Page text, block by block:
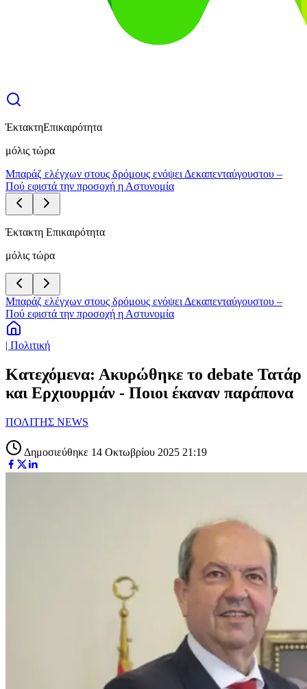
ΈκτακτηΕπικαιρότητα
μόλις τώρα
Μπαράζ ελέγχων στους δρόμους ενόψει Δεκαπενταύγουστου –
Πού εφιστά την προσοχή η Αστυνομία
Έκτακτη Επικαιρότητα
μόλις τώρα
Μπαράζ ελέγχων στους δρόμους ενόψει Δεκαπενταύγουστου –
Πού εφιστά την προσοχή η Αστυνομία
| Πολιτική
Κατεχόμενα: Ακυρώθηκε το debate Τατάρ
και Ερχιουρμάν - Ποιοι έκαναν παράπονα
ΠΟΛΙΤΗΣ NEWS
Δημοσιεύθηκε 14 Οκτωβρίου 2025 21:19